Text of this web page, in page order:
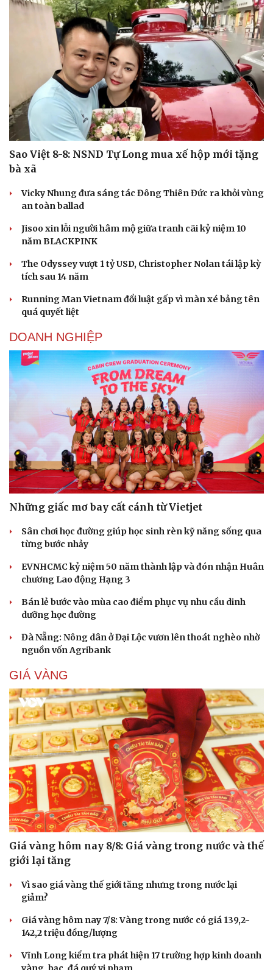
Cải chính
Sao Việt 8-8: NSND Tự Long mua xế hộp mới tặng
bà xã
Vicky Nhung đưa sáng tác Đông Thiên Đức ra khỏi vùng
an toàn ballad
Jisoo xin lỗi người hâm mộ giữa tranh cãi kỷ niệm 10
năm BLACKPINK
The Odyssey vượt 1 tỷ USD, Christopher Nolan tái lập kỳ
tích sau 14 năm
Running Man Vietnam đổi luật gấp vì màn xé bảng tên
quá quyết liệt
DOANH NGHIỆP
Những giấc mơ bay cất cánh từ Vietjet
Sân chơi học đường giúp học sinh rèn kỹ năng sống qua
từng bước nhảy
EVNHCMC kỷ niệm 50 năm thành lập và đón nhận Huân
chương Lao động Hạng 3
Bán lẻ bước vào mùa cao điểm phục vụ nhu cầu dinh
dưỡng học đường
Đà Nẵng: Nông dân ở Đại Lộc vươn lên thoát nghèo nhờ
nguồn vốn Agribank
GIÁ VÀNG
Giá vàng hôm nay 8/8: Giá vàng trong nước và thế
giới lại tăng
Vì sao giá vàng thế giới tăng nhưng trong nước lại
giảm?
Giá vàng hôm nay 7/8: Vàng trong nước có giá 139,2-
142,2 triệu đồng/lượng
Vĩnh Long kiểm tra phát hiện 17 trường hợp kinh doanh